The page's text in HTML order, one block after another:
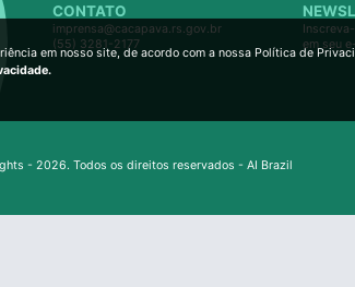
CONTATO
imprensa@cacapava.rs.gov.br
(55) 3281-2177
em seu
- 2026. Todos os direitos reservados - AI Brazil
em nosso site, de acordo com a nossa Política de